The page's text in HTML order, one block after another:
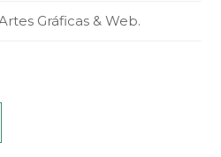
Gráficas & Web.